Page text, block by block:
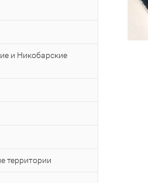
и Никобарские
территории